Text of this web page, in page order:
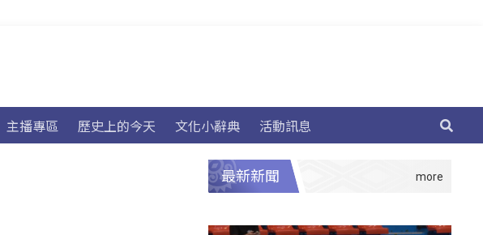
主播專區 歷史上的今天 文化小辭典 活動訊息
最新新聞